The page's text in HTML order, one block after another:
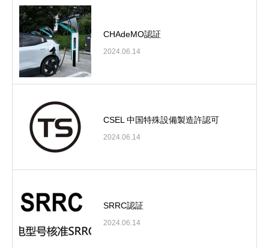
CHAdeMO認証
2024.06.14
CSEL 中国特殊設備製造許認可
2024.06.14
SRRC認証
2024.06.14